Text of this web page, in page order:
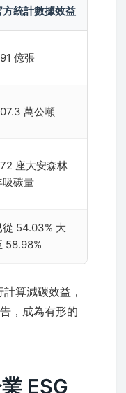
方統計數據效益
億張
萬公噸
座大安森林
吸碳量
從 54.03% 大
58.98%
算減碳效益，
，成為有形的
ESG